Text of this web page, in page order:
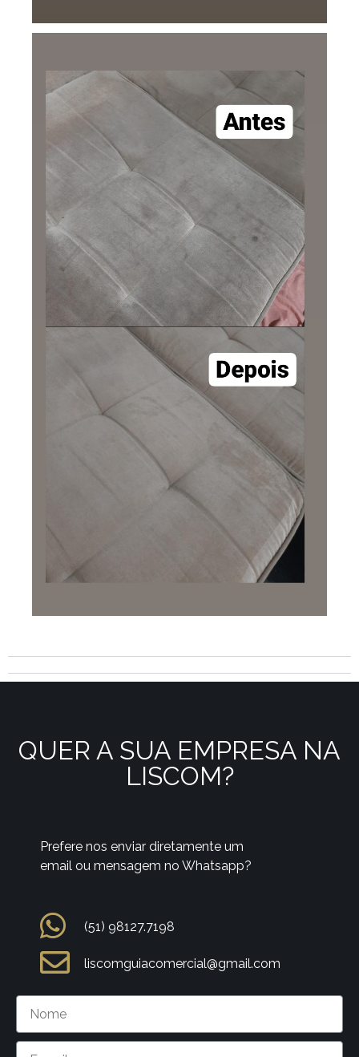
QUER A SUA EMPRESA NA
LISCOM?
Prefere nos enviar diretamente um
email ou mensagem no Whatsapp?
(51) 98127.7198
liscomguiacomercial@gmail.com